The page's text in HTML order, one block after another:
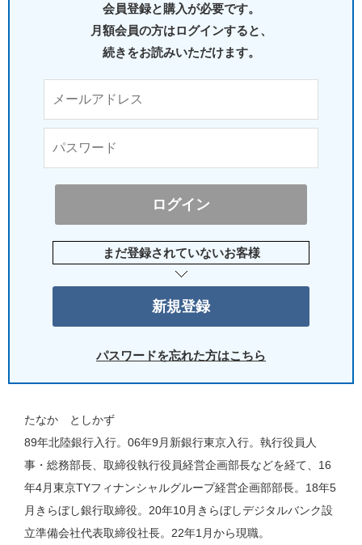
会員登録と購入が必要です。
月額会員の方はログインすると、
続きをお読みいただけます。
まだ登録されていないお客様
パスワードを忘れた方はこちら
たなか としかず
89年北陸銀行入行。06年9月新銀行東京入行。執行役員人
事・総務部長、取締役執行役員経営企画部長などを経て、16
年4月東京TYフィナンシャルグループ経営企画部部長。18年5
月きらぼし銀行取締役。20年10月きらぼしデジタルバンク設
立準備会社代表取締役社長。22年1月から現職。